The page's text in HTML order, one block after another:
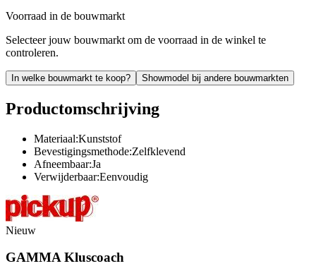
Voorraad in de bouwmarkt
Selecteer jouw bouwmarkt om de voorraad in de winkel te
controleren.
In welke bouwmarkt te koop? Showmodel bij andere bouwmarkten
Productomschrijving
Materiaal:Kunststof
Bevestigingsmethode:Zelfklevend
Afneembaar:Ja
Verwijderbaar:Eenvoudig
Nieuw
GAMMA Kluscoach